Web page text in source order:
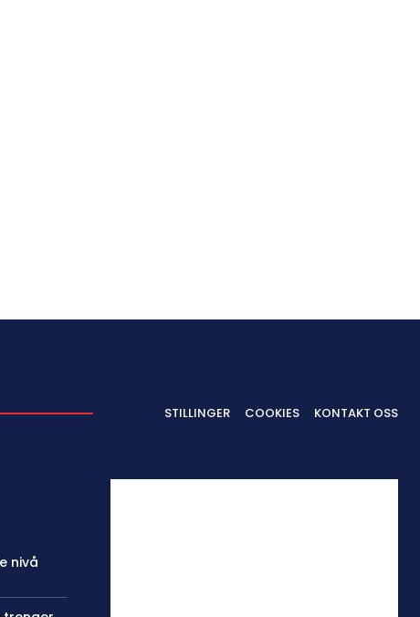
STILLINGER COOKIES KONTAKT OSS
nivå